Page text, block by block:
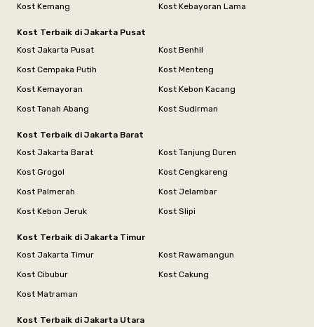
Kost Kemang
Kost Kebayoran Lama
Kost Terbaik di Jakarta Pusat
Kost Jakarta Pusat
Kost Benhil
Kost Cempaka Putih
Kost Menteng
Kost Kemayoran
Kost Kebon Kacang
Kost Tanah Abang
Kost Sudirman
Kost Terbaik di Jakarta Barat
Kost Jakarta Barat
Kost Tanjung Duren
Kost Grogol
Kost Cengkareng
Kost Palmerah
Kost Jelambar
Kost Kebon Jeruk
Kost Slipi
Kost Terbaik di Jakarta Timur
Kost Jakarta Timur
Kost Rawamangun
Kost Cibubur
Kost Cakung
Kost Matraman
Kost Terbaik di Jakarta Utara